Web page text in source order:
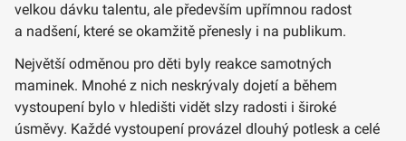
velkou dávku talentu, ale především upřímnou radost
a nadšení, které se okamžitě přenesly i na publikum.
Největší odměnou pro děti byly reakce samotných
maminek. Mnohé z nich neskrývaly dojetí a během
vystoupení bylo v hledišti vidět slzy radosti i široké
úsměvy. Každé vystoupení provázel dlouhý potlesk a celé